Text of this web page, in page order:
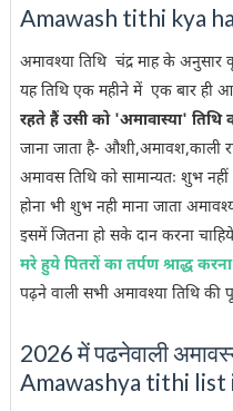
Amawash tithi kya hai
अमावश्या तिथि चंद्र माह के अनुसार
यह तिथि एक महीने में एक बार ही
रहते हैं उसी को 'अमावास्या' तिथि
जाना जाता है- औशी,अमावश,काली
अमावस तिथि को सामान्यतः शुभ
होना भी शुभ नही माना जाता
इसमें जितना हो सके दान करना
मरे हुये पितरों का तर्पण श्राद्ध
पढ़ने वाली सभी अमावश्या तिथि की
2026 में पढनेवाली
Amawashya tithi list